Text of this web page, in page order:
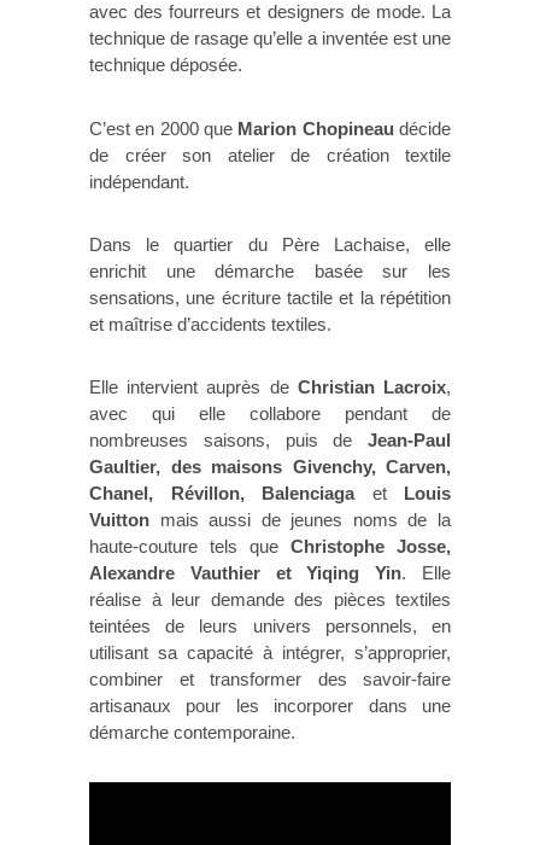
avec des fourreurs et designers de mode. La
technique de rasage qu’elle a inventée est une
technique déposée.
C’est en 2000 que Marion Chopineau décide
de créer son atelier de création textile
indépendant.
Dans le quartier du Père Lachaise, elle
enrichit une démarche basée sur les
sensations, une écriture tactile et la répétition
et maîtrise d’accidents textiles.
Elle intervient auprès de Christian Lacroix,
avec qui elle collabore pendant de
nombreuses saisons, puis de Jean-Paul
Gaultier, des maisons Givenchy, Carven,
Chanel, Révillon, Balenciagaet Louis
Vuitton mais aussi de jeunes noms de la
haute-couture tels que Christophe Josse,
Alexandre Vauthier et Yiqing Yin. Elle
réalise à leur demande des pièces textiles
teintées de leurs univers personnels, en
utilisant sa capacité à intégrer, s’approprier,
combiner et transformer des savoir-faire
artisanaux pour les incorporer dans une
démarche contemporaine.